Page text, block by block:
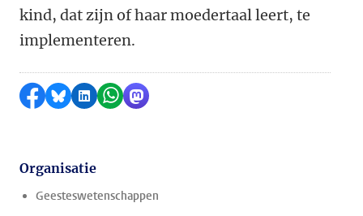
kind, dat zijn of haar moedertaal leert, te
implementeren.
Delen op Facebook
Delen via Bluesky
Delen op LinkedIn
Delen via WhatsApp
Delen via Mastodon
Organisatie
Geesteswetenschappen